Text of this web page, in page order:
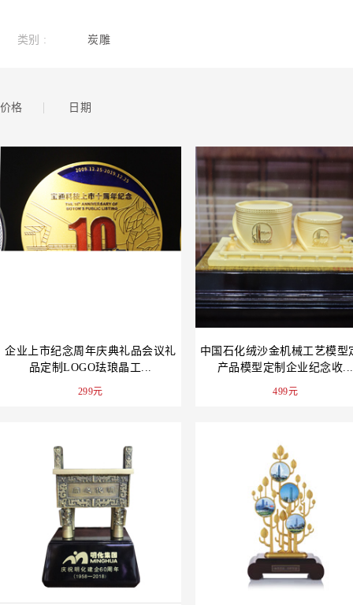
类别 : 炭雕
价格 | 日期
企业上市纪念周年庆典礼品会议礼
品定制LOGO珐琅晶工...
299元
中国石化绒沙金机械工艺模型
产品模型定制企业纪念收...
499元